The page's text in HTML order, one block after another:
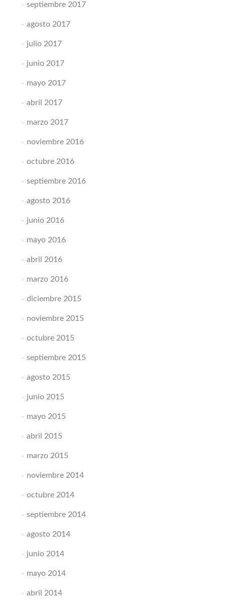
septiembre 2017
agosto 2017
julio 2017
junio 2017
mayo 2017
abril 2017
marzo 2017
noviembre 2016
octubre 2016
septiembre 2016
agosto 2016
junio 2016
mayo 2016
abril 2016
marzo 2016
diciembre 2015
noviembre 2015
octubre 2015
septiembre 2015
agosto 2015
junio 2015
mayo 2015
abril 2015
marzo 2015
noviembre 2014
octubre 2014
septiembre 2014
agosto 2014
junio 2014
mayo 2014
abril 2014